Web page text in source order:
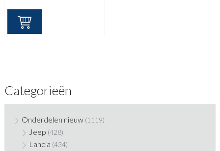
Categorieën
Onderdelen nieuw (1119)
Jeep (428)
Lancia (434)